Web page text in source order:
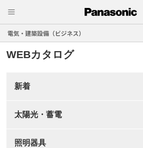
電気・建築設備（ビジネス）
WEBカタログ
新着
太陽光・蓄電
照明器具